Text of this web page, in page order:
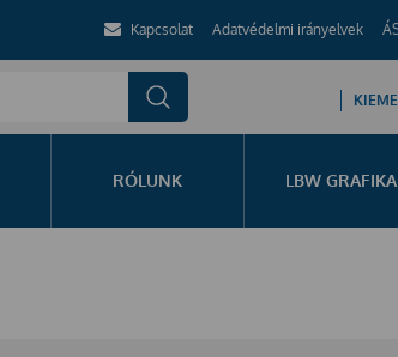
Kapcsolat Adatvédelmi irányelvek
RÓLUNK LBW GRAFIKA